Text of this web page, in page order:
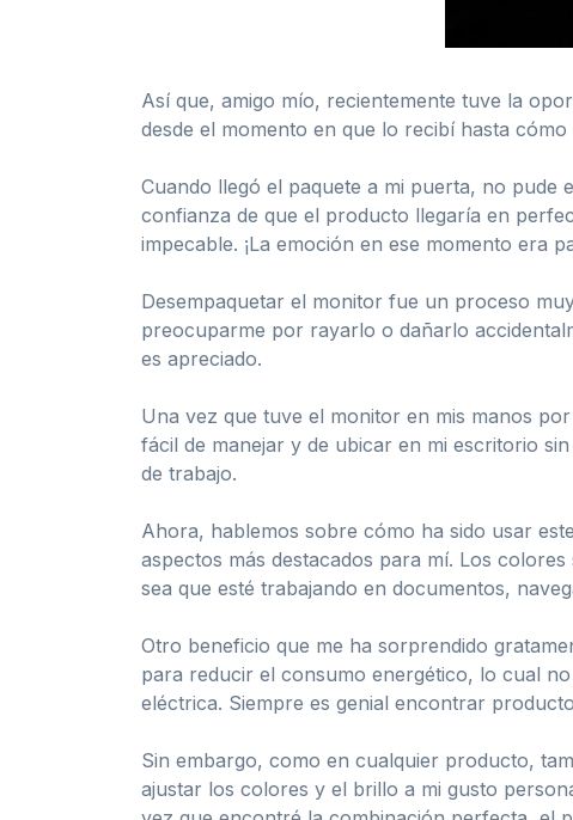
Así que, amigo mío, recientemente tuve la
desde el momento en que lo recibí hasta
Cuando llegó el paquete a mi puerta, no pude
confianza de que el producto llegaría en
impecable. ¡La emoción en ese momento era
Desempaquetar el monitor fue un proceso
preocuparme por rayarlo o dañarlo
es apreciado.
Una vez que tuve el monitor en mis manos
fácil de manejar y de ubicar en mi escritorio
de trabajo.
Ahora, hablemos sobre cómo ha sido usar
aspectos más destacados para mí. Los
sea que esté trabajando en documentos,
Otro beneficio que me ha sorprendido
para reducir el consumo energético, lo cual
eléctrica. Siempre es genial encontrar
Sin embargo, como en cualquier producto,
ajustar los colores y el brillo a mi gusto